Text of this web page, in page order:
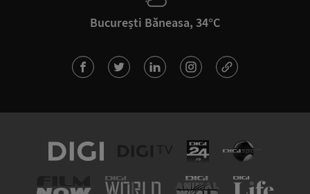
București Băneasa, 34°C